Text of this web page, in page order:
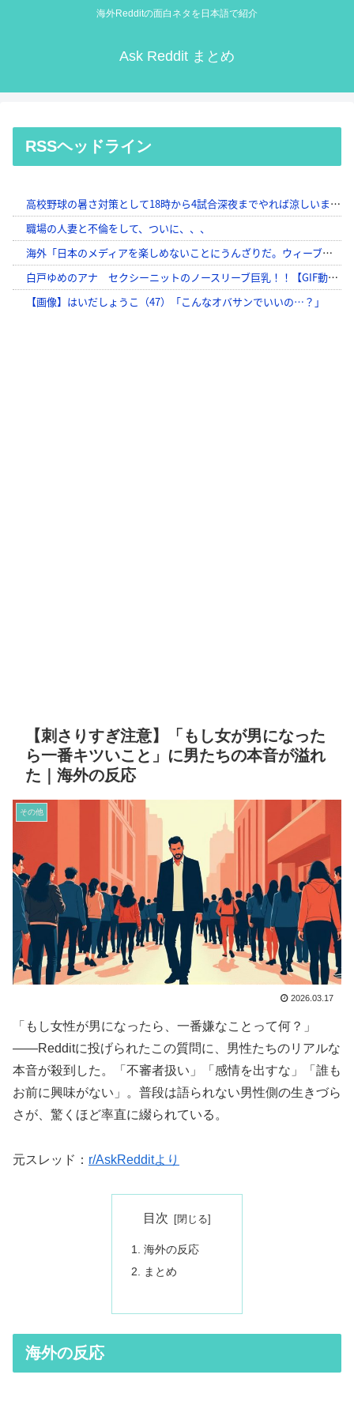
海外Redditの面白ネタを日本語で紹介
Ask Reddit まとめ
RSSヘッドライン
【刺さりすぎ注意】「もし女が男になった
ら一番キツいこと」に男たちの本音が溢れ
た｜海外の反応
その他
2026.03.17
「もし女性が男になったら、一番嫌なことって何？」
――Redditに投げられたこの質問に、男性たちのリアルな
本音が殺到した。「不審者扱い」「感情を出すな」「誰も
お前に興味がない」。普段は語られない男性側の生きづら
さが、驚くほど率直に綴られている。
元スレッド： r/AskRedditより
目次
海外の反応
まとめ
海外の反応